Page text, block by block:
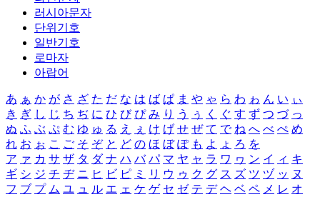
러시아문자
단위기호
일반기호
로마자
아랍어
あ ぁ か が さ ざ た だ な は ば ぱ ま や ゃ ら わ ゎ ん い ぃ
き ぎ し じ ち ぢ に ひ び ぴ み り う ぅ く ぐ す ず つ づ っ
ぬ ふ ぶ ぷ む ゆ ゅ る え ぇ け げ せ ぜ て で ね へ べ ぺ め
れ お ぉ こ ご そ ぞ と ど の ほ ぼ ぽ も よ ょ ろ を
ア ァ カ サ ザ タ ダ ナ ハ バ パ マ ヤ ャ ラ ワ ヮ ン イ ィ キ
ギ シ ジ チ ヂ ニ ヒ ビ ピ ミ リ ウ ゥ ク グ ス ズ ツ ヅ ッ ヌ
フ ブ プ ム ユ ュ ル エ ェ ケ ゲ セ ゼ テ デ ヘ ベ ペ メ レ オ